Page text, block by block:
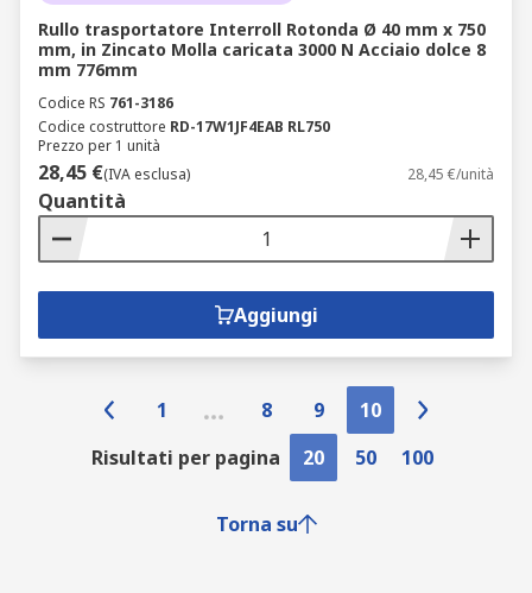
Rullo trasportatore Interroll Rotonda Ø 40 mm x 750
mm, in Zincato Molla caricata 3000 N Acciaio dolce 8
mm 776mm
Codice RS 761-3186
Codice costruttore RD-17W1JF4EAB RL750
Prezzo per 1 unità
28,45 €(IVA esclusa) 28,45 €/unità
Quantità
Aggiungi
1 8 9
10
Risultati per pagina
20 50 100
Torna su